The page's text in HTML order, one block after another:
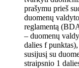
prašymu prieš
duomenų
reglamentą
– duomenų
dalies f
susijusį su
straipsnio 1